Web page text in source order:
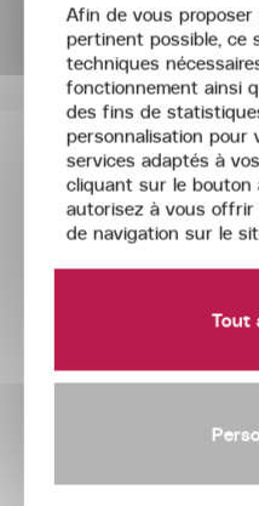
concerné.
III. Le
Le tiers saisi
établissement
Afin de vous
pertinent possible, ce
techniques
fonctionnement ainsi
des fins de
personnalisation pour
services adaptés à
cliquant sur le bouton
autorisez à vous offrir
de navigation sur le
Tout